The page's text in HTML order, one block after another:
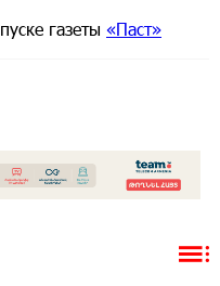
газеты «Паст»